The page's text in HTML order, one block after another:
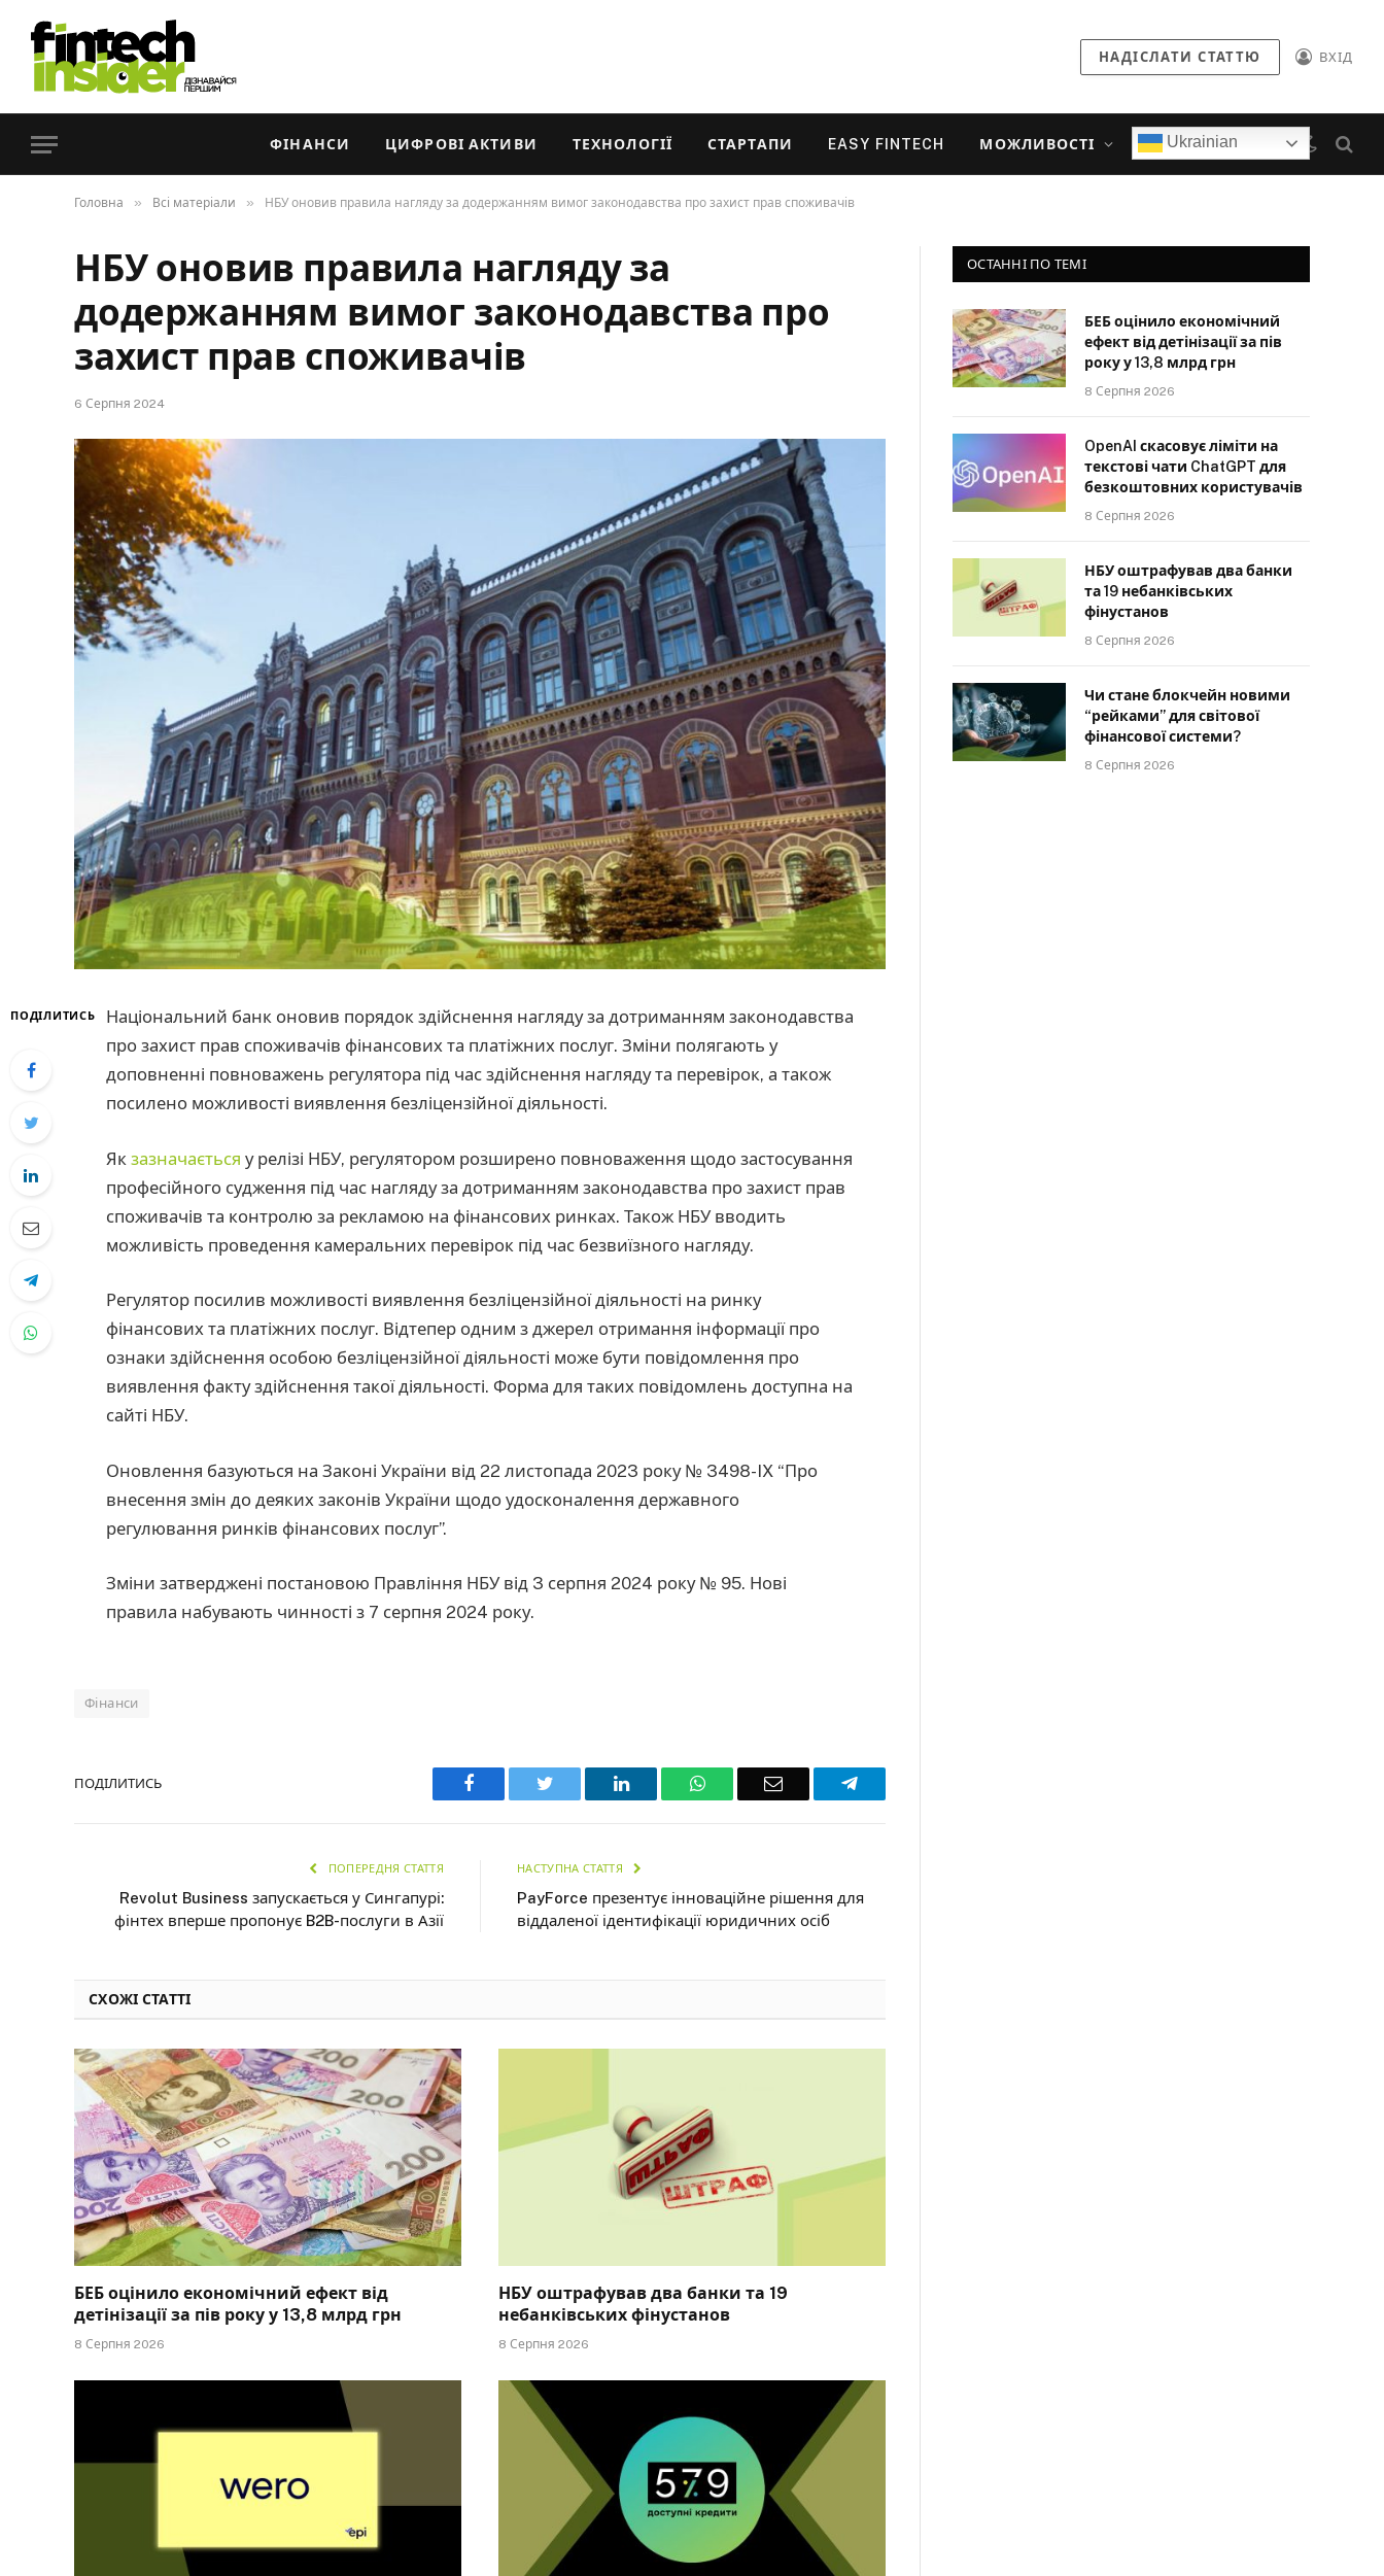
НАДІСЛАТИ СТАТТЮ ВХІД
ФІНАНСИ ЦИФРОВІ АКТИВИ ТЕХНОЛОГІЇ СТАРТАПИ EASY FINTECH МОЖЛИВОСТІ Ukrainian
Головна » Всі матеріали » НБУ оновив правила нагляду за додержанням вимог законодавства про захист прав споживачів
НБУ оновив правила нагляду за
додержанням вимог законодавства про
захист прав споживачів
6 Серпня 2024
ПОДІЛИТИСЬ
Національний банк оновив порядок здійснення нагляду за дотриманням законодавства
про захист прав споживачів фінансових та платіжних послуг. Зміни полягають у
доповненні повноважень регулятора під час здійснення нагляду та перевірок, а також
посилено можливості виявлення безліцензійної діяльності.
Як зазначається у релізі НБУ, регулятором розширено повноваження щодо застосування
професійного судження під час нагляду за дотриманням законодавства про захист прав
споживачів та контролю за рекламою на фінансових ринках. Також НБУ вводить
можливість проведення камеральних перевірок під час безвиїзного нагляду.
Регулятор посилив можливості виявлення безліцензійної діяльності на ринку
фінансових та платіжних послуг. Відтепер одним з джерел отримання інформації про
ознаки здійснення особою безліцензійної діяльності може бути повідомлення про
виявлення факту здійснення такої діяльності. Форма для таких повідомлень доступна на
сайті НБУ.
Оновлення базуються на Законі України від 22 листопада 2023 року № 3498-IX “Про
внесення змін до деяких законів України щодо удосконалення державного
регулювання ринків фінансових послуг”.
Зміни затверджені постановою Правління НБУ від 3 серпня 2024 року № 95. Нові
правила набувають чинності з 7 серпня 2024 року.
Фінанси
ПОДІЛИТИСЬ Facebook Twitter LinkedIn WhatsAppEmail Telegram
ПОПЕРЕДНЯ СТАТТЯ
Revolut Business запускається у Сингапурі:
фінтех вперше пропонує B2B-послуги в Азії
НАСТУПНА СТАТТЯ
PayForce презентує інноваційне рішення для
віддаленої ідентифікації юридичних осіб
СХОЖІ СТАТТІ
БЕБ оцінило економічний ефект від
детінізації за пів року у 13,8 млрд грн
8 Серпня 2026
НБУ оштрафував два банки та 19
небанківських фінустанов
8 Серпня 2026
ОСТАННІ ПО ТЕМІ
БЕБ оцінило економічний
ефект від детінізації за пів
року у 13,8 млрд грн
8 Серпня 2026
OpenAI скасовує ліміти на
текстові чати ChatGPT для
безкоштовних користувачів
8 Серпня 2026
НБУ оштрафував два банки
та 19 небанківських
фінустанов
8 Серпня 2026
Чи стане блокчейн новими
“рейками” для світової
фінансової системи?
8 Серпня 2026